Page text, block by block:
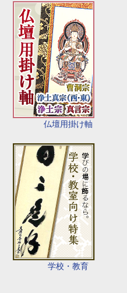
仏壇用掛け軸
学校・教育